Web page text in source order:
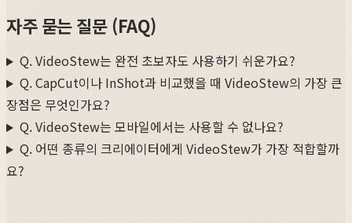
자주 묻는 질문 (FAQ)
Q. VideoStew는 완전 초보자도 사용하기 쉬운가요?
Q. CapCut이나 InShot과 비교했을 때 VideoStew의 가장 큰
장점은 무엇인가요?
Q. VideoStew는 모바일에서는 사용할 수 없나요?
Q. 어떤 종류의 크리에이터에게 VideoStew가 가장 적합할까
요?